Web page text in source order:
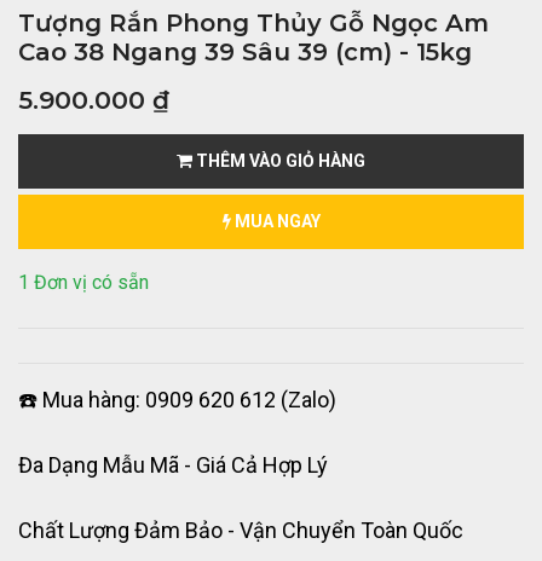
Tượng Rắn Phong Thủy Gỗ Ngọc Am
Cao 38 Ngang 39 Sâu 39 (cm) - 15kg
5.900.000 ₫
THÊM VÀO GIỎ HÀNG
MUA NGAY
1 Đơn vị có sẵn
☎️ Mua hàng: 0909 620 612 (Zalo)
Đa Dạng Mẫu Mã - Giá Cả Hợp Lý
Chất Lượng Đảm Bảo - Vận Chuyển Toàn Quốc